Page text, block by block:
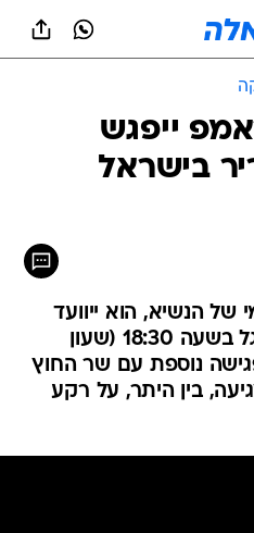
ייפגש
בישראל
של הנשיא, הוא ייוועד
עם השגריר בחדר הסגלגל בשעה 18:30 (שעון
נוספת עם שר החוץ
בין היתר, על רקע